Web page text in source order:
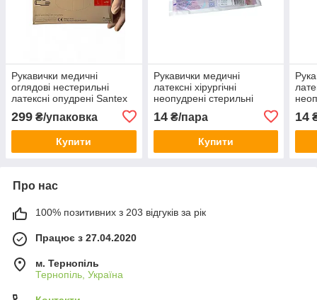
Рукавички медичні
оглядові нестерильні
латексні опудрені Santex
299 ₴/упаковка
Купити
Рукавички медичні
латексні хірургічні
неопудрені стерильні
(50пар/уп.) р 7
14₴/пара
Купити
14
Про нас
100% позитивних з 203 відгуків за рік
Працює з 27.04.2020
м. Тернопіль
Тернопіль, Україна